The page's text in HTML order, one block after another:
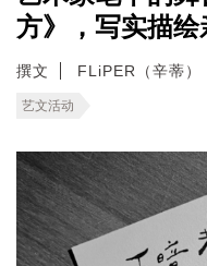
方》，写实描
撰文 FLiPER（辛蒂）
艺文活动